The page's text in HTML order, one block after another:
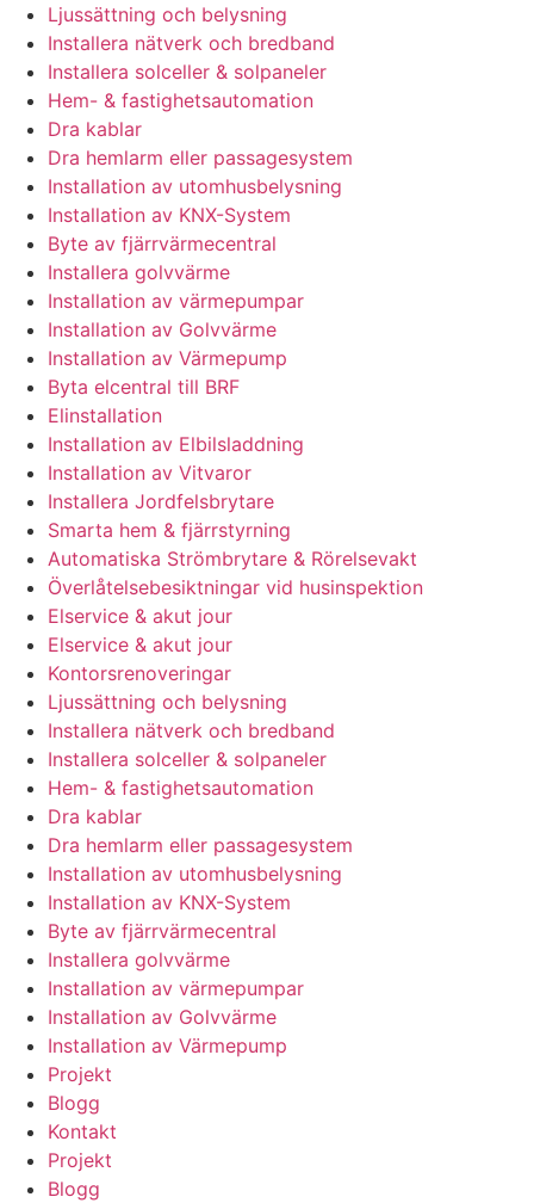
Ljussättning och belysning
Installera nätverk och bredband
Installera solceller & solpaneler
Hem- & fastighetsautomation
Dra kablar
Dra hemlarm eller passagesystem
Installation av utomhusbelysning
Installation av KNX-System
Byte av fjärrvärmecentral
Installera golvvärme
Installation av värmepumpar
Installation av Golvvärme
Installation av Värmepump
Byta elcentral till BRF
Elinstallation
Installation av Elbilsladdning
Installation av Vitvaror
Installera Jordfelsbrytare
Smarta hem & fjärrstyrning
Automatiska Strömbrytare & Rörelsevakt
Överlåtelsebesiktningar vid husinspektion
Elservice & akut jour
Elservice & akut jour
Kontorsrenoveringar
Ljussättning och belysning
Installera nätverk och bredband
Installera solceller & solpaneler
Hem- & fastighetsautomation
Dra kablar
Dra hemlarm eller passagesystem
Installation av utomhusbelysning
Installation av KNX-System
Byte av fjärrvärmecentral
Installera golvvärme
Installation av värmepumpar
Installation av Golvvärme
Installation av Värmepump
Projekt
Blogg
Kontakt
Projekt
Blogg